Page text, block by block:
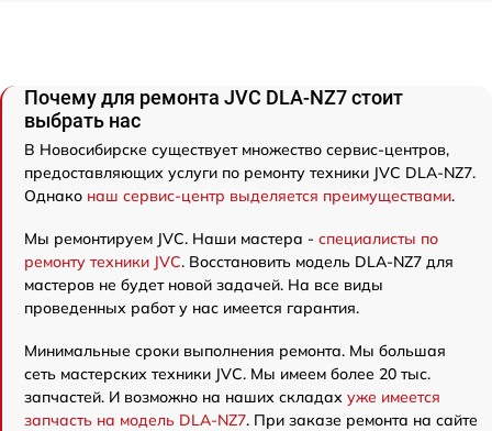
Почему для ремонта JVC DLA-NZ7 стоит
выбрать нас
В Новосибирске существует множество сервис-центров,
предоставляющих услуги по ремонту техники JVC DLA-NZ7.
Однако наш сервис-центр выделяется преимуществами.
Мы ремонтируем JVC. Наши мастера - специалисты по
ремонту техники JVC. Восстановить модель DLA-NZ7 для
мастеров не будет новой задачей. На все виды
проведенных работ у нас имеется гарантия.
Минимальные сроки выполнения ремонта. Мы большая
сеть мастерских техники JVC. Мы имеем более 20 тыс.
запчастей. И возможно на наших складах уже имеется
запчасть на модель DLA-NZ7. При заказе ремонта на сайте